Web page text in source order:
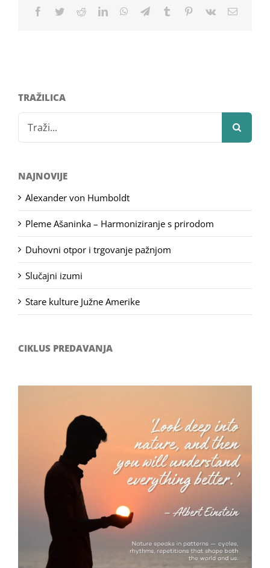
Facebook
TwitterRedditLinkedInWhatsApp
TelegramTumblr Pinterest
Vk Email
TRAŽILICA
for:
NAJNOVIJE
Alexander von Humboldt
Pleme Ašaninka – Harmoniziranje s prirodom
Duhovni otpor i trgovanje pažnjom
Slučajni izumi
Stare kulture Južne Amerike
CIKLUS PREDAVANJA